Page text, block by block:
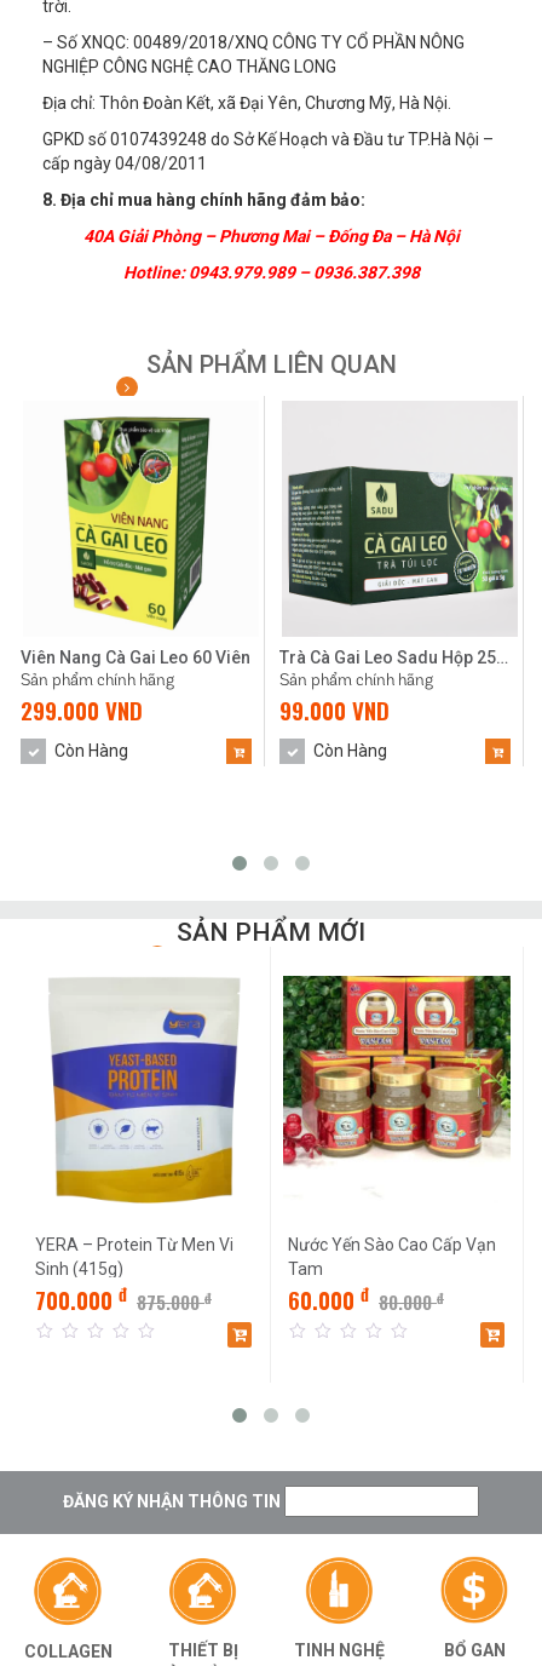
trời.
– Số XNQC: 00489/2018/XNQ CÔNG TY CỔ PHẦN NÔNG
NGHIỆP CÔNG NGHỆ CAO THĂNG LONG
Địa chỉ: Thôn Đoàn Kết, xã Đại Yên, Chương Mỹ, Hà Nội.
GPKD số 0107439248 do Sở Kế Hoạch và Đầu tư TP.Hà Nội –
cấp ngày 04/08/2011
8. Địa chỉ mua hàng chính hãng đảm bảo:
40A Giải Phòng – Phương Mai – Đống Đa – Hà Nội
Hotline: 0943.979.989 – 0936.387.398
SẢN PHẨM LIÊN QUAN
Viên Nang Cà Gai Leo 60 Viên
Sản phẩm chính hãng
299.000 VND
Còn Hàng
Trà Cà Gai Leo Sadu Hộp 250gr
Sản phẩm chính hãng
99.000 VND
Còn Hàng
SẢN PHẨM MỚI
YERA – Protein Từ Men Vi
Sinh (415g)
700.000 đ 875.000đ
Nước Yến Sào Cao Cấp Vạn
Tam
60.000 đ 80.000đ
ĐĂNG KÝ NHẬN THÔNG TIN
COLLAGEN
THIẾT BỊ
TINH NGHỆ
BỔ GAN